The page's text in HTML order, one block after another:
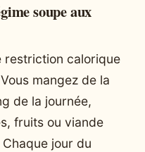
soupe aux
restriction calorique
mangez de la
de la journée,
fruits ou viande
jour du